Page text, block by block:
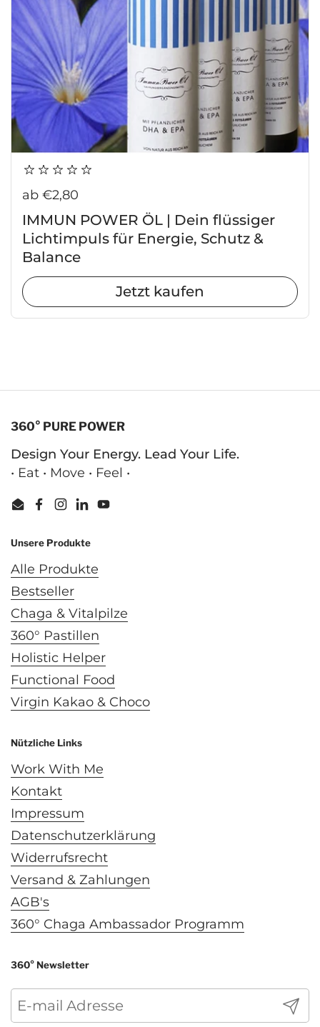
Regulärer Preis
ab €2,80
IMMUN POWER ÖL | Dein flüssiger
Lichtimpuls für Energie, Schutz &
Balance
Jetzt kaufen
360° PURE POWER
Design Your Energy. Lead Your Life.
• Eat • Move • Feel •
EmailFacebook
Instagram
LinkedIn
YouTube
Unsere Produkte
Alle Produkte
Bestseller
Chaga & Vitalpilze
360° Pastillen
Holistic Helper
Functional Food
Virgin Kakao & Choco
Nützliche Links
Work With Me
Kontakt
Impressum
Datenschutzerklärung
Widerrufsrecht
Versand & Zahlungen
AGB's
360° Chaga Ambassador Programm
360° Newsletter